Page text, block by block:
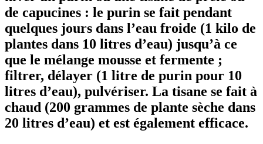
de capucines : le purin se fait pendant
quelques jours dans l’eau froide (1 kilo de
plantes dans 10 litres d’eau) jusqu’à ce
que le mélange mousse et fermente ;
filtrer, délayer (1 litre de purin pour 10
litres d’eau), pulvériser. La tisane se fait à
chaud (200 grammes de plante sèche dans
20 litres d’eau) et est également efficace.